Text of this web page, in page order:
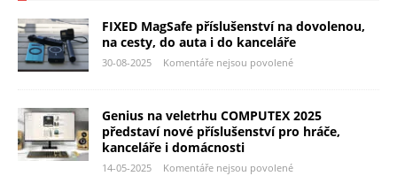
FIXED MagSafe příslušenství na dovolenou,
na cesty, do auta i do kanceláře
30-08-2025 Komentáře nejsou povolené
Genius na veletrhu COMPUTEX 2025
představí nové příslušenství pro hráče,
kanceláře i domácnosti
14-05-2025 Komentáře nejsou povolené